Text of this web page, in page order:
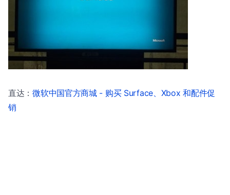
直达：微软中国官方商城 - 购买 Surface、Xbox 和配件促
销